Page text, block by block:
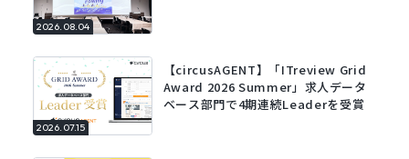
2026.08.04
2026.07.15
【circusAGENT】「ITreview Grid
Award 2026 Summer」求人データ
ベース部門で4期連続Leaderを受賞